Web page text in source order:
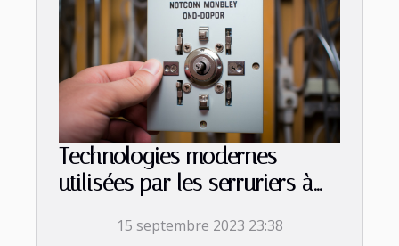
Technologies modernes
utilisées par les serruriers à
15 septembre 2023 23:38